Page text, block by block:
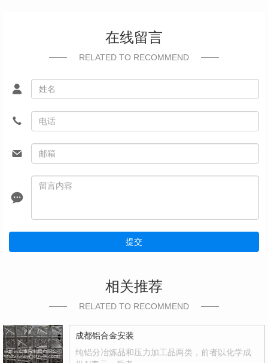
在线留言
RELATED TO RECOMMEND
提交
相关推荐
RELATED TO RECOMMEND
成都铝合金安装
纯铝分冶炼品和压力加工品两类，前者以化学成